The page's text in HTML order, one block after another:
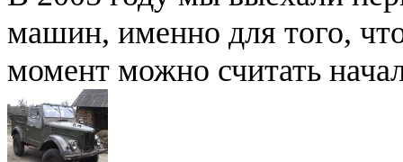
машин, именно для того,
момент можно считать